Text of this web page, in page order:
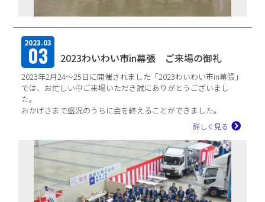
2023.03
03 2023わいわい市in幕張 ご来場の御礼
2023年2月24～25日に開催されました「2023わいわい市in幕張」
では、お忙しい中ご来場いただき誠にありがとうございまし
た。
おかげさまで盛況のうちに会を終えることができました。
詳しく見る